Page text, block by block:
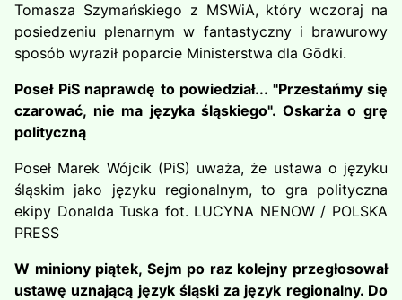
Tomasza Szymańskiego z MSWiA, który wczoraj na
posiedzeniu plenarnym w fantastyczny i brawurowy
sposób wyraził poparcie Ministerstwa dla Gōdki.
Poseł PiS naprawdę to powiedział... "Przestańmy się
czarować, nie ma języka śląskiego". Oskarża o grę
polityczną
Poseł Marek Wójcik (PiS) uważa, że ustawa o języku
śląskim jako języku regionalnym, to gra polityczna
ekipy Donalda Tuska fot. LUCYNA NENOW / POLSKA
PRESS
W miniony piątek, Sejm po raz kolejny przegłosował
ustawę uznającą język śląski za język regionalny. Do